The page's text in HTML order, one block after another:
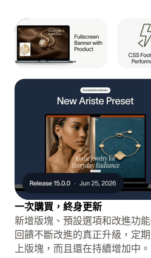
一次購買，終身更新
新增版塊、預設選項和改進功
回饋不斷改進的真正升級，定
上版塊，而且還在持續增加中。